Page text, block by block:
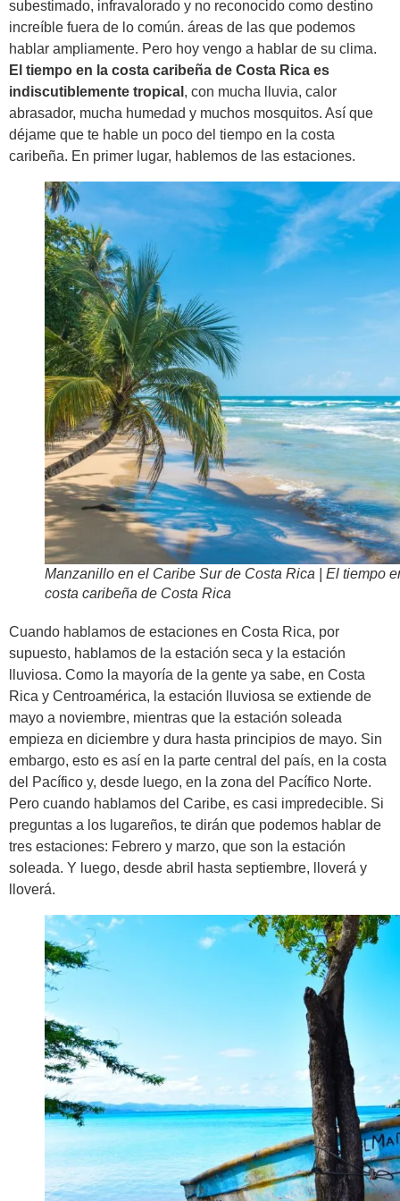
subestimado, infravalorado y no reconocido como destino
increíble fuera de lo común. áreas de las que podemos
hablar ampliamente. Pero hoy vengo a hablar de su clima.
El tiempo en la costa caribeña de Costa Rica es
indiscutiblemente tropical , con mucha lluvia, calor
abrasador, mucha humedad y muchos mosquitos. Así que
déjame que te hable un poco del tiempo en la costa
caribeña. En primer lugar, hablemos de las estaciones.
Manzanillo en el Caribe Sur de Costa Rica | El tiempo
costa caribeña de Costa Rica
Cuando hablamos de estaciones en Costa Rica, por
supuesto, hablamos de la estación seca y la estación
lluviosa. Como la mayoría de la gente ya sabe, en Costa
Rica y Centroamérica, la estación lluviosa se extiende de
mayo a noviembre, mientras que la estación soleada
empieza en diciembre y dura hasta principios de mayo. Sin
embargo, esto es así en la parte central del país, en la costa
del Pacífico y, desde luego, en la zona del Pacífico Norte.
Pero cuando hablamos del Caribe, es casi impredecible. Si
preguntas a los lugareños, te dirán que podemos hablar de
tres estaciones: Febrero y marzo, que son la estación
soleada. Y luego, desde abril hasta septiembre, lloverá y
lloverá.